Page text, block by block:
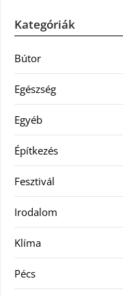
Kategóriák
Bútor
Egészség
Egyéb
Építkezés
Fesztivál
Irodalom
Klíma
Pécs